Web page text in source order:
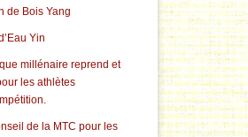
de Bois Yang
Yin
millénaire reprend et
les athlètes
de la MTC pour les